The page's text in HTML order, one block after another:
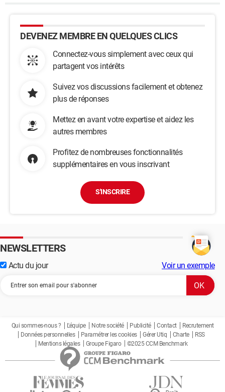
DEVENEZ MEMBRE EN QUELQUES CLICS
Connectez-vous simplement avec ceux qui
partagent vos intérêts
Suivez vos discussions facilement et obtenez
plus de réponses
Mettez en avant votre expertise et aidez les
autres membres
Profitez de nombreuses fonctionnalités
supplémentaires en vous inscrivant
S'INSCRIRE
NEWSLETTERS
Actu du jour Voir un exemple
Qui sommes-nous ? L'équipe Notre société Publicité Contact
Recrutement
Données personnelles
Paramétrer les cookies Gérer Utiq Charte
RSS
Mentions légales
Groupe Figaro ©2025 CCM Benchmark